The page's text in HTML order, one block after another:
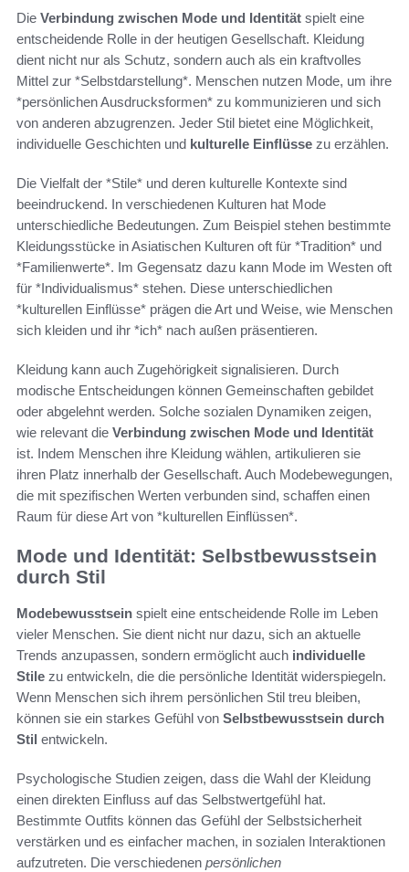
Die Verbindung zwischen Mode und Identität spielt eine
entscheidende Rolle in der heutigen Gesellschaft. Kleidung
dient nicht nur als Schutz, sondern auch als ein kraftvolles
Mittel zur *Selbstdarstellung*. Menschen nutzen Mode, um ihre
*persönlichen Ausdrucksformen* zu kommunizieren und sich
von anderen abzugrenzen. Jeder Stil bietet eine Möglichkeit,
individuelle Geschichten und kulturelle Einflüsse zu erzählen.
Die Vielfalt der *Stile* und deren kulturelle Kontexte sind
beeindruckend. In verschiedenen Kulturen hat Mode
unterschiedliche Bedeutungen. Zum Beispiel stehen bestimmte
Kleidungsstücke in Asiatischen Kulturen oft für *Tradition* und
*Familienwerte*. Im Gegensatz dazu kann Mode im Westen oft
für *Individualismus* stehen. Diese unterschiedlichen
*kulturellen Einflüsse* prägen die Art und Weise, wie Menschen
sich kleiden und ihr *ich* nach außen präsentieren.
Kleidung kann auch Zugehörigkeit signalisieren. Durch
modische Entscheidungen können Gemeinschaften gebildet
oder abgelehnt werden. Solche sozialen Dynamiken zeigen,
wie relevant die Verbindung zwischen Mode und Identität
ist. Indem Menschen ihre Kleidung wählen, artikulieren sie
ihren Platz innerhalb der Gesellschaft. Auch Modebewegungen,
die mit spezifischen Werten verbunden sind, schaffen einen
Raum für diese Art von *kulturellen Einflüssen*.
Mode und Identität: Selbstbewusstsein
durch Stil
Modebewusstsein spielt eine entscheidende Rolle im Leben
vieler Menschen. Sie dient nicht nur dazu, sich an aktuelle
Trends anzupassen, sondern ermöglicht auch individuelle
Stile zu entwickeln, die die persönliche Identität widerspiegeln.
Wenn Menschen sich ihrem persönlichen Stil treu bleiben,
können sie ein starkes Gefühl von Selbstbewusstsein durch
Stil entwickeln.
Psychologische Studien zeigen, dass die Wahl der Kleidung
einen direkten Einfluss auf das Selbstwertgefühl hat.
Bestimmte Outfits können das Gefühl der Selbstsicherheit
verstärken und es einfacher machen, in sozialen Interaktionen
aufzutreten. Die verschiedenen persönlichen